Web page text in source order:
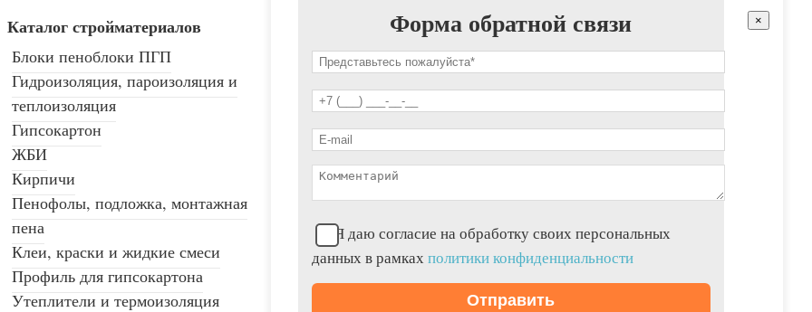
Каталог стройматериалов
Блоки пеноблоки ПГП
Гидроизоляция, пароизоляция и
теплоизоляция
Гипсокартон
ЖБИ
Кирпичи
Пенофолы, подложка, монтажная
пена
Клеи, краски и жидкие смеси
Профиль для гипсокартона
Утеплители и термоизоляция
×
Форма обратной связи
Я даю согласие на обработку своих персональных
данных в рамках политики конфиденциальности